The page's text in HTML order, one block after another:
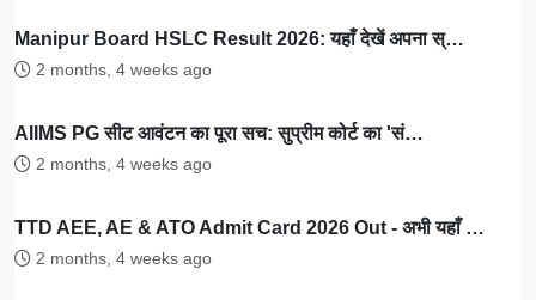
Manipur Board HSLC Result 2026: यहाँ देखें अपना स्…
2 months, 4 weeks ago
AIIMS PG सीट आवंटन का पूरा सच: सुप्रीम कोर्ट का 'सं…
2 months, 4 weeks ago
TTD AEE, AE & ATO Admit Card 2026 Out - अभी यहाँ …
2 months, 4 weeks ago